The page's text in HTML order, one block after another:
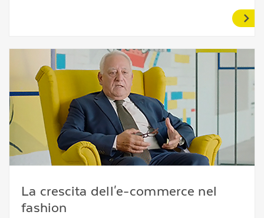
La crescita dell'e-commerce nel
fashion